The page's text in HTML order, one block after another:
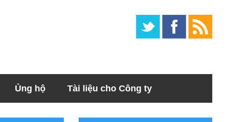
Ủng hộ Tài liệu cho Công ty